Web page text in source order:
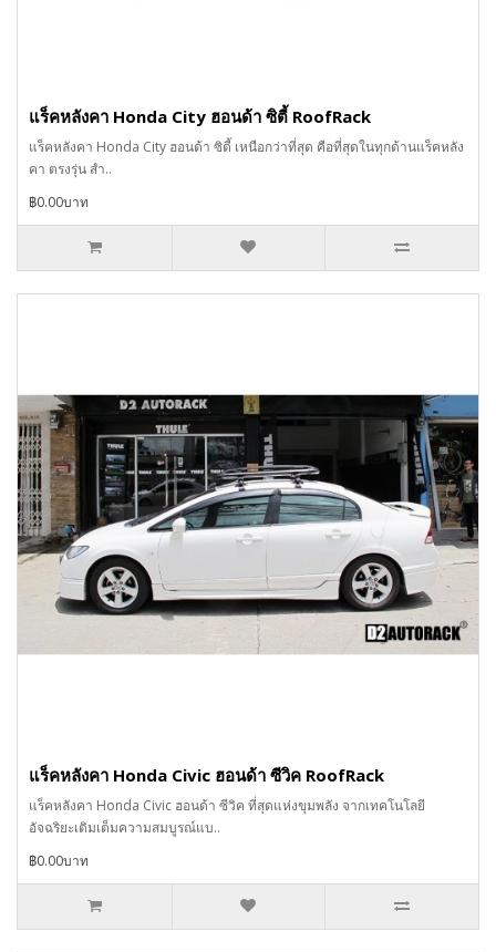
แร็คหลังคา Honda City ฮอนด้า ซิตี้ RoofRack
แร็คหลังคา Honda City ฮอนด้า ซิตี้ เหนือกว่าที่สุด คือที่สุดในทุกด้านแร็คหลัง
คา ตรงรุ่น สำ..
฿0.00บาท
แร็คหลังคา Honda Civic ฮอนด้า ซีวิค RoofRack
แร็คหลังคา Honda Civic ฮอนด้า ซีวิค ที่สุดแห่งขุมพลัง จากเทคโนโลยี
อัจฉริยะเติมเต็มความสมบูรณ์แบ..
฿0.00บาท